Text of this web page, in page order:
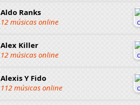
Aldo Ranks
12 músicas online
Alex Killer
12 músicas online
Alexis Y Fido
112 músicas online